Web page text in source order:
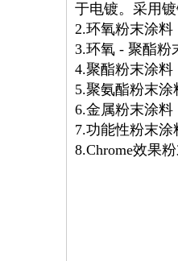
于电镀。采用
2.环氧粉末涂料
3.环氧 - 聚酯粉
4.聚酯粉末涂料
5.聚氨酯粉末涂
6.金属粉末涂料
7.功能性粉末涂
8.Chrome效果